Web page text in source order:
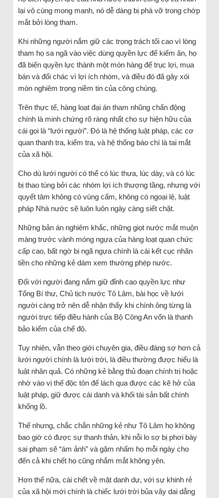
lại vô cùng mong manh, nó dễ dàng bị phá vỡ trong chớp
mắt bởi lòng tham.
Khi những người nắm giữ các trọng trách tối cao vì lòng
tham họ sa ngã vào việc dùng quyền lực để kiếm ăn, họ
đã biến quyền lực thành một món hàng để trục lợi, mua
bán và đổi chác vì lợi ích nhóm, và điều đó đã gây xói
mòn nghiêm trọng niềm tin của công chúng.
Trên thực tế, hàng loạt đại án tham nhũng chấn động
chính là minh chứng rõ ràng nhất cho sự hiện hữu của
cái gọi là “lưới người”. Đó là hệ thống luật pháp, các cơ
quan thanh tra, kiểm tra, và hệ thống báo chí là tai mắt
của xã hội.
Cho dù lưới người có thể có lúc thưa, lúc dày, và có lúc
bị thao túng bởi các nhóm lợi ích thượng tầng, nhưng với
quyết tâm không có vùng cấm, không có ngoại lệ, luật
pháp Nhà nước sẽ luôn luôn ngày càng siết chặt.
Những bản án nghiêm khắc, những giọt nước mắt muộn
màng trước vành móng ngựa của hàng loạt quan chức
cấp cao, bất ngờ bị ngã ngựa chính là cái kết cục nhãn
tiền cho những kẻ dám xem thường phép nước.
Đối với người đang nắm giữ đỉnh cao quyền lực như
Tổng Bí thư, Chủ tịch nước Tô Lâm, bài học về lưới
người càng trở nên dễ nhận thấy khi chính ông từng là
người trực tiếp điều hành của Bộ Công An vốn là thanh
bảo kiếm của chế độ.
Tuy nhiên, vẫn theo giới chuyên gia, điều đáng sợ hơn cả
lưới người chính là lưới trời, là điều thường được hiểu là
luật nhân quả. Có những kẻ bằng thủ đoạn chính trị hoặc
nhờ vào vị thế độc tôn để lách qua được các kẽ hở của
luật pháp, giữ được cái danh và khối tài sản bất chính
khổng lồ.
Thế nhưng, chắc chắn những kẻ như Tô Lâm họ không
bao giờ có được sự thanh thản, khi nỗi lo sợ bị phơi bày
sai phạm sẽ “ám ảnh” và gặm nhấm họ mỗi ngày cho
đến cả khi chết họ cũng nhắm mắt không yên.
Hơn thế nữa, cái chết về mặt danh dự, với sự khinh rẻ
của xã hội mới chính là chiếc lưới trời bủa vây dai dẳng